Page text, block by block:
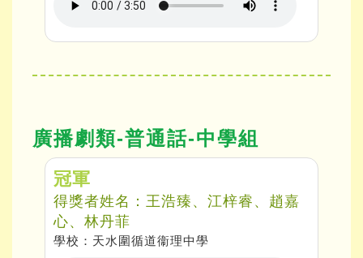
廣播劇類-普通話-中學組
冠軍
得獎者姓名：王浩臻、江梓睿、趙嘉
心、林丹菲
學校：天水圍循道衞理中學